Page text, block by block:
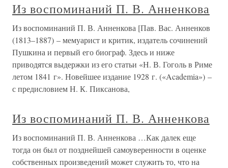
Из воспоминаний П. В. Анненкова
Из воспоминаний П. В. Анненкова [Пав. Вас. Анненков
(1813–1887) – мемуарист и критик, издатель сочинений
Пушкина и первый его биограф. Здесь и ниже
приводятся выдержки из его статьи «Н. В. Гоголь в Риме
летом 1841 г». Новейшее издание 1928 г. («Academia») –
с предисловием Н. К. Пиксанова,
Из воспоминаний П. В. Анненкова
Из воспоминаний П. В. Анненкова …Как далек еще
тогда он был от позднейшей самоуверенности в оценке
собственных произведений может служить то, что на